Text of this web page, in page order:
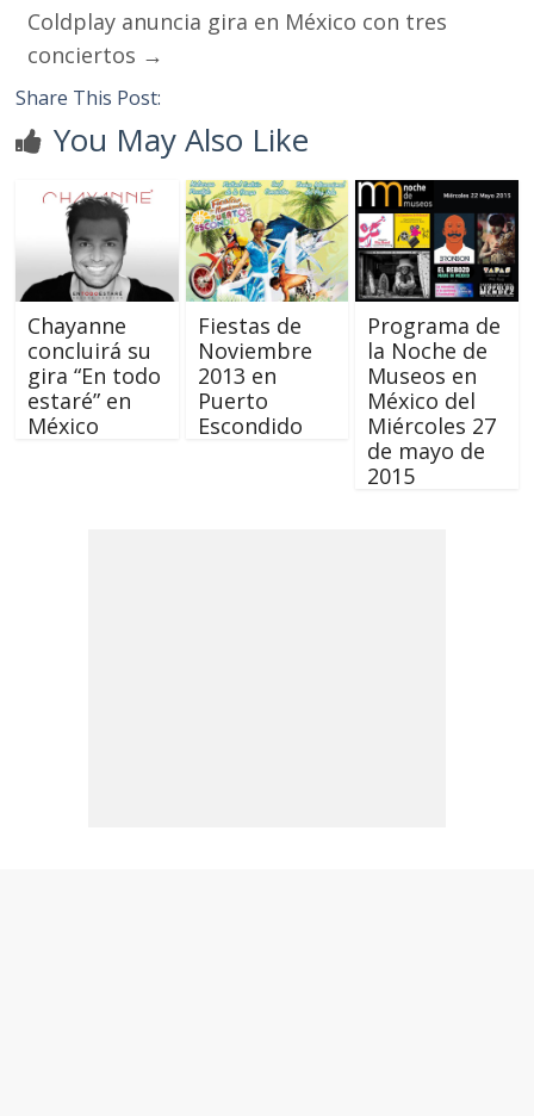
Coldplay anuncia gira en México con tres
conciertos →
Share This Post:
You May Also Like
Chayanne
concluirá su
gira “En todo
estaré” en
México
Fiestas de
Noviembre
2013 en
Puerto
Escondido
Programa de
la Noche de
Museos en
México del
Miércoles 27
de mayo de
2015